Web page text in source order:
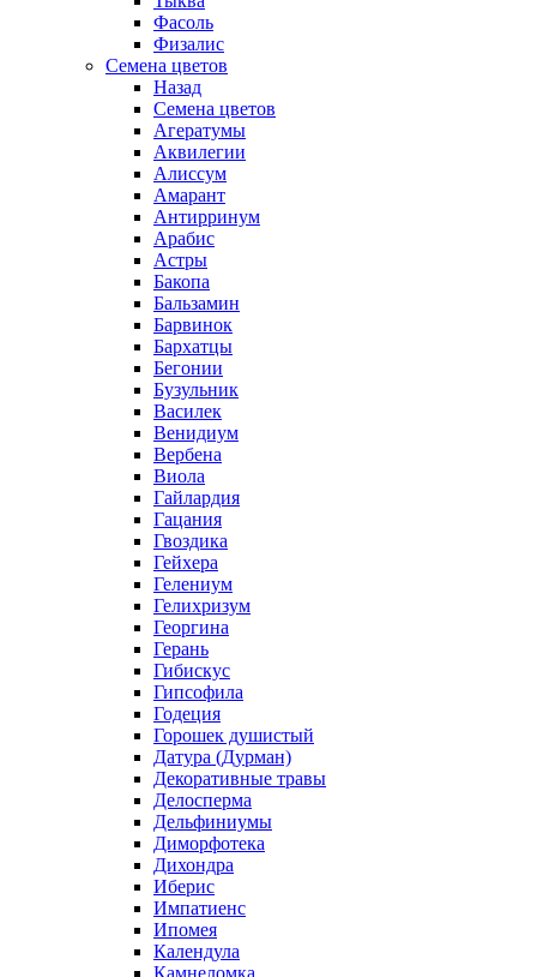
Фасоль
Физалис
Семена цветов
Назад
Семена цветов
Агератумы
Аквилегии
Алиссум
Амарант
Антирринум
Арабис
Астры
Бакопа
Бальзамин
Барвинок
Бархатцы
Бегонии
Бузульник
Василек
Венидиум
Вербена
Виола
Гайлардия
Гацания
Гвоздика
Гейхера
Гелениум
Гелихризум
Георгина
Герань
Гибискус
Гипсофила
Годеция
Горошек душистый
Датура (Дурман)
Декоративные травы
Делосперма
Дельфиниумы
Диморфотека
Дихондра
Иберис
Импатиенс
Ипомея
Календула
Камнеломка